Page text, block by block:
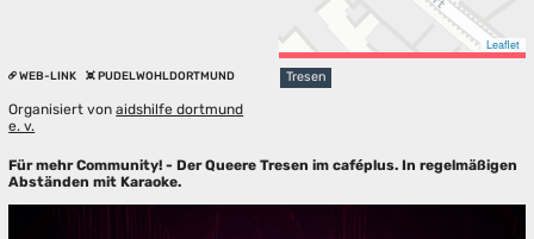
Leaflet
WEB-LINK PUDELWOHLDORTMUND Tresen
Organisiert vonaidshilfe dortmund
e. v.
Für mehr Community! - Der Queere Tresen im caféplus. In regelmäßigen
Abständen mit Karaoke.